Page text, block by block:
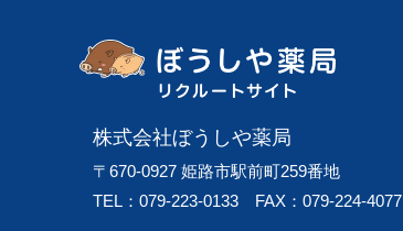
株式会社ぼうしや薬局
〒670-0927 姫路市駅前町259番地
TEL：079-223-0133 FAX：079-224-4077